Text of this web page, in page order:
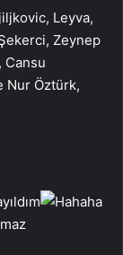
Leyva,
Zeynep
Cansu
Nur Öztürk,